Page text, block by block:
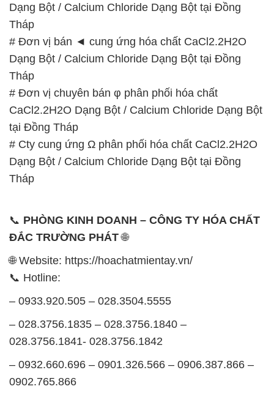
Dạng Bột / Calcium Chloride Dạng Bột tại Đồng
Tháp
# Đơn vị bán ◄ cung ứng hóa chất CaCl2.2H2O
Dạng Bột / Calcium Chloride Dạng Bột tại Đồng
Tháp
# Đơn vị chuyên bán φ phân phối hóa chất
CaCl2.2H2O Dạng Bột / Calcium Chloride Dạng Bột
tại Đồng Tháp
# Cty cung ứng Ω phân phối hóa chất CaCl2.2H2O
Dạng Bột / Calcium Chloride Dạng Bột tại Đồng
Tháp
📞 PHÒNG KINH DOANH – CÔNG TY HÓA CHẤT
ĐẮC TRƯỜNG PHÁT🌐
🌐 Website: https://hoachatmientay.vn/
📞 Hotline:
– 0933.920.505 – 028.3504.5555
– 028.3756.1835 – 028.3756.1840 –
028.3756.1841- 028.3756.1842
– 0932.660.696 – 0901.326.566 – 0906.387.866 –
0902.765.866